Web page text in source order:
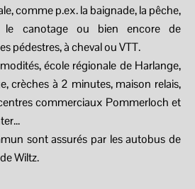
comme p.ex. la baignade, la pêche,
le canotage ou bien encore de
pédestres, à cheval ou VTT.
école régionale de Harlange,
crèches à 2 minutes, maison relais,
commerciaux Pommerloch et
sont assurés par les autobus de
Wiltz.